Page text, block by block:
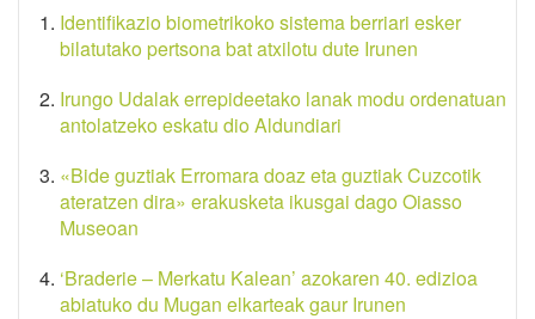
Identifikazio biometrikoko sistema berriari esker
bilatutako pertsona bat atxilotu dute Irunen
Irungo Udalak errepideetako lanak modu ordenatuan
antolatzeko eskatu dio Aldundiari
«Bide guztiak Erromara doaz eta guztiak Cuzcotik
ateratzen dira» erakusketa ikusgai dago Oiasso
Museoan
‘Braderie – Merkatu Kalean’ azokaren 40. edizioa
abiatuko du Mugan elkarteak gaur Irunen